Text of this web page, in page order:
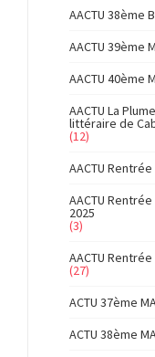
AACTU 38ème
AACTU 39ème
AACTU 40ème
AACTU La
littéraire de
(12)
AACTU
AACTU
2025
(3)
AACTU
(27)
ACTU 37ème
ACTU 38ème